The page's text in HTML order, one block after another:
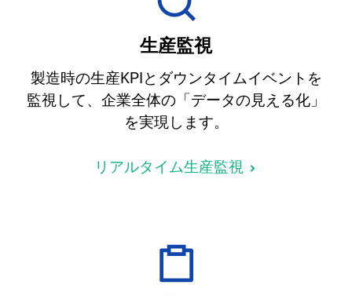
生産監視
製造時の生産KPIとダウンタイムイベントを
監視して、企業全体の「データの見える化」
を実現します。
リアルタイム生産監視